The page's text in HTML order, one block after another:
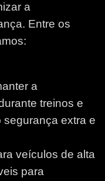
a
Entre os
a
treinos e
extra e
veículos de alta
para